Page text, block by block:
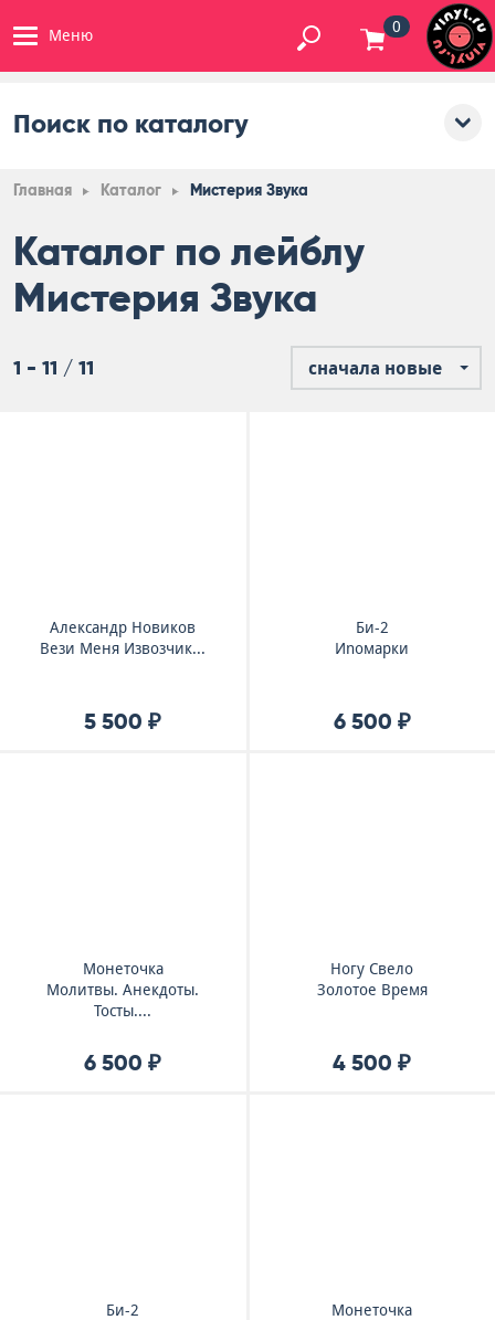
Меню 0
Поиск по каталогу
Главная Каталог Мистерия Звука
Каталог по лейблу
Мистерия Звука
1 - 11 / 11 сначала новые
Александр Новиков
Вези Меня Извозчик...
5 500 ₽
Би-2
Иnомарки
6 500 ₽
Монеточка
Молитвы. Анекдоты.
Тосты....
6 500 ₽
Ногу Свело
Золотое Время
4 500 ₽
Би-2
Монеточка